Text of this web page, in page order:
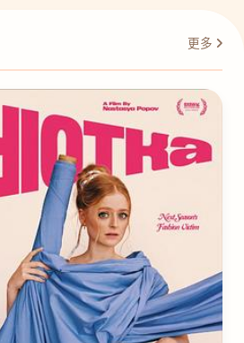
更多